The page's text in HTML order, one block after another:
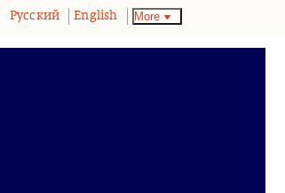
Pусский English More